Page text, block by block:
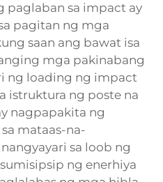
paglaban sa impact ay
pagitan ng mga
saan ang bawat isa
mga pakinabang
ng loading ng impact
istruktura ng poste na
nagpapakita ng
mataas-na-
sa loob ng
ng enerhiya